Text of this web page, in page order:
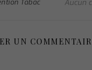
Tabac Aucun
UN